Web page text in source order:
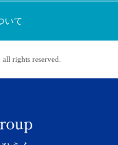
せんか
中！
いて
rights reserved.